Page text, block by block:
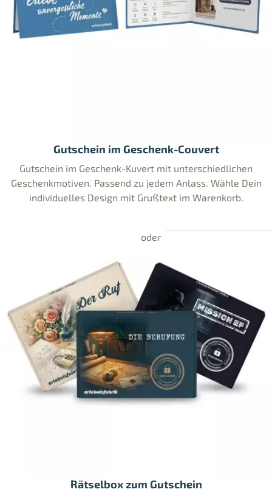
Gutschein im Geschenk-Couvert
Gutschein im Geschenk-Kuvert mit unterschiedlichen
Geschenkmotiven. Passend zu jedem Anlass. Wähle Dein
individuelles Design mit Grußtext im Warenkorb.
Rätselbox zum Gutschein